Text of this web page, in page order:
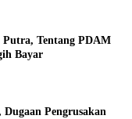
Tentang PDAM
Bayar
Pengrusakan